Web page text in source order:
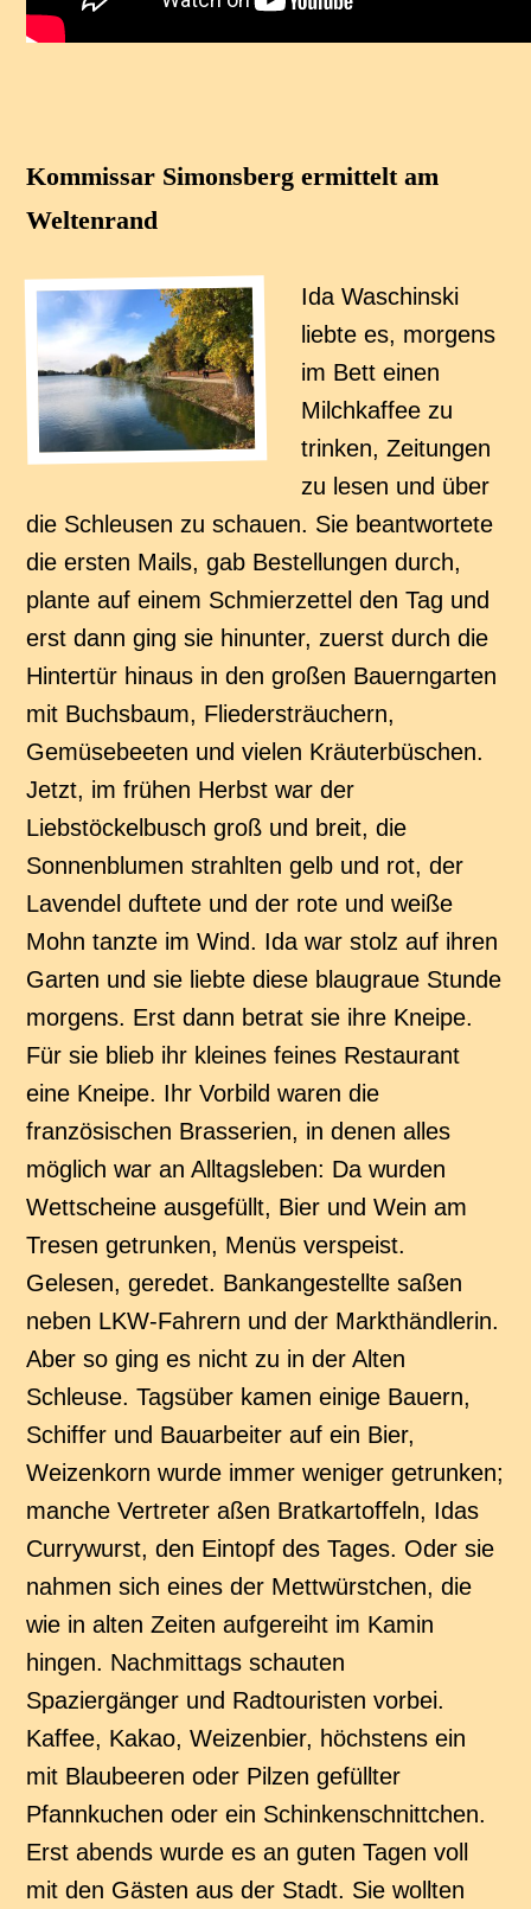
Kommissar Simonsberg ermittelt am
Weltenrand
Ida Waschinski
liebte es, morgens
im Bett einen
Milchkaffee zu
trinken, Zeitungen
zu lesen und über
die Schleusen zu schauen. Sie beantwortete
die ersten Mails, gab Bestellungen durch,
plante auf einem Schmierzettel den Tag und
erst dann ging sie hinunter, zuerst durch die
Hintertür hinaus in den großen Bauerngarten
mit Buchsbaum, Fliedersträuchern,
Gemüsebeeten und vielen Kräuterbüschen.
Jetzt, im frühen Herbst war der
Liebstöckelbusch groß und breit, die
Sonnenblumen strahlten gelb und rot, der
Lavendel duftete und der rote und weiße
Mohn tanzte im Wind. Ida war stolz auf ihren
Garten und sie liebte diese blaugraue Stunde
morgens. Erst dann betrat sie ihre Kneipe.
Für sie blieb ihr kleines feines Restaurant
eine Kneipe. Ihr Vorbild waren die
französischen Brasserien, in denen alles
möglich war an Alltagsleben: Da wurden
Wettscheine ausgefüllt, Bier und Wein am
Tresen getrunken, Menüs verspeist.
Gelesen, geredet. Bankangestellte saßen
neben LKW-Fahrern und der Markthändlerin.
Aber so ging es nicht zu in der Alten
Schleuse. Tagsüber kamen einige Bauern,
Schiffer und Bauarbeiter auf ein Bier,
Weizenkorn wurde immer weniger getrunken;
manche Vertreter aßen Bratkartoffeln, Idas
Currywurst, den Eintopf des Tages. Oder sie
nahmen sich eines der Mettwürstchen, die
wie in alten Zeiten aufgereiht im Kamin
hingen. Nachmittags schauten
Spaziergänger und Radtouristen vorbei.
Kaffee, Kakao, Weizenbier, höchstens ein
mit Blaubeeren oder Pilzen gefüllter
Pfannkuchen oder ein Schinkenschnittchen.
Erst abends wurde es an guten Tagen voll
mit den Gästen aus der Stadt. Sie wollten